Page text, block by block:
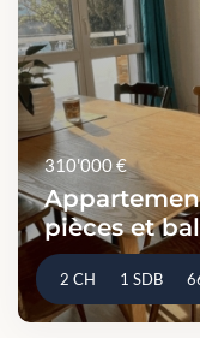
310'000 €
pièces et
2 CH 1 SDB